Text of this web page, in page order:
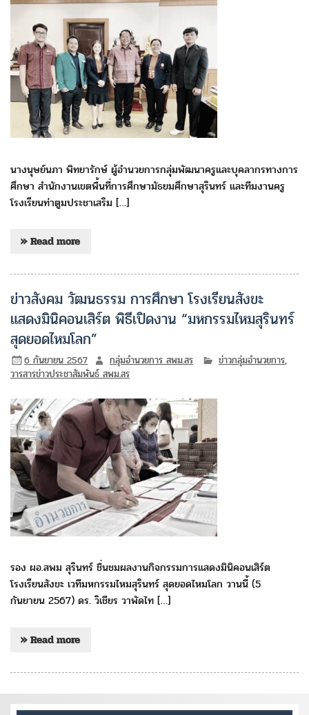
นางนุษย์นภา พิทยารักษ์ ผู้อำนวยการกลุ่มพัฒนาครูและบุคลากรทางการ
ศึกษา สำนักงานเขตพื้นที่การศึกษามัธยมศึกษาสุรินทร์ และทีมงานครู
โรงเรียนท่าตูมประชาเสริม […]
» Read more
ข่าวสังคม วัฒนธรรม การศึกษา โรงเรียนสังขะ
แสดงมินิคอนเสิร์ต พิธีเปิดงาน “มหกรรมไหมสุรินทร์
สุดยอดไหมโลก”
6 กันยายน 2567 กลุ่มอำนวยการ สพม.สร ข่าวกลุ่มอำนวยการ,
วารสารข่าวประชาสัมพันธ์ สพม.สร
รอง ผอ.สพม สุรินทร์ ชื่นชมผลงานกิจกรรมการแสดงมินิคอนเสิร์ต
โรงเรียนสังขะ เวทีมหกรรมไหมสุรินทร์ สุดยอดไหมโลก วานนี้ (5
กันยายน 2567) ดร. วิเชียร วาพัดไท […]
» Read more